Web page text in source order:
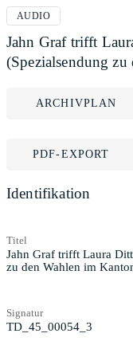
AUDIO
Jahn Graf trifft
(Spezialsendung
ARCHIVPLAN
PDF-EXPORT
Identifikation
Titel
Jahn Graf trifft Laura
zu den Wahlen im
Signatur
TD_45_00054_3